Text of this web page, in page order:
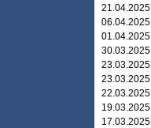
21.04.2025
06.04.2025
01.04.2025
30.03.2025
23.03.2025
23.03.2025
22.03.2025
19.03.2025
17.03.2025